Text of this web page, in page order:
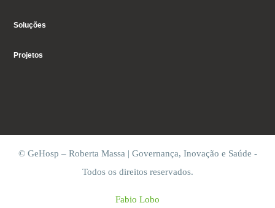
Soluções
Projetos
© GeHosp – Roberta Massa | Governança, Inovação e Saúde -
Todos os direitos reservados.
Fabio Lobo